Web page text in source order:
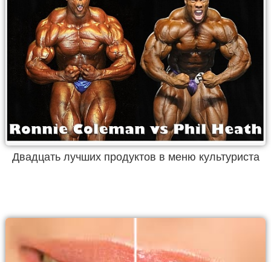
Двадцать лучших продуктов в меню культуриста